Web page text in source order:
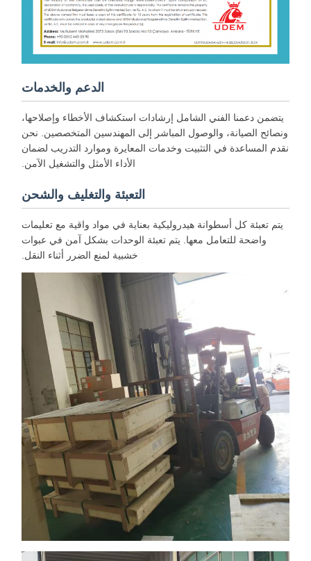
الدعم والخدمات
يتضمن دعمنا الفني الشامل إرشادات استكشاف الأخطاء وإصلاحها،
ونصائح الصيانة، والوصول المباشر إلى المهندسين المتخصصين. نحن
نقدم المساعدة في التثبيت وخدمات المعايرة وموارد التدريب لضمان
الأداء الأمثل والتشغيل الآمن.
التعبئة والتغليف والشحن
يتم تعبئة كل أسطوانة هيدروليكية بعناية في مواد واقية مع تعليمات
واضحة للتعامل معها. يتم تعبئة الوحدات بشكل آمن في عبوات
خشبية لمنع الضرر أثناء النقل.